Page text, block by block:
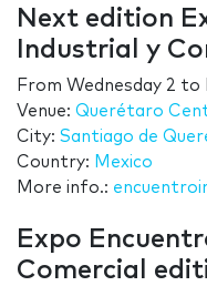
Next edition
Industrial y
From Wednesday 2 to
Venue: Querétaro
City: Santiago de
Country: Mexico
More info.:
Expo
Comercial